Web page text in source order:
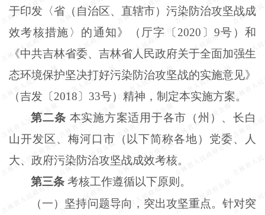
于印发〈省（自治区、直辖市）污染防治攻坚战成
效考核措施〉的通知》（厅字〔2020〕9号）和
《中共吉林省委、吉林省人民政府关于全面加强生
态环境保护坚决打好污染防治攻坚战的实施意见》
（吉发〔2018〕33号）精神，制定本实施方案。
第二条 本实施方案适用于各市（州）、长白
山开发区、梅河口市（以下简称各地）党委、人
大、政府污染防治攻坚战成效考核。
第三条 考核工作遵循以下原则。
（一）坚持问题导向，突出攻坚重点。针对突